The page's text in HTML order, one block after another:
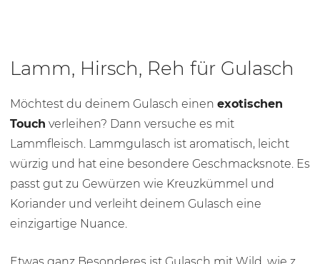
Lamm, Hirsch, Reh für Gulasch
Möchtest du deinem Gulasch einen exotischen
Touch verleihen? Dann versuche es mit
Lammfleisch. Lammgulasch ist aromatisch, leicht
würzig und hat eine besondere Geschmacksnote. Es
passt gut zu Gewürzen wie Kreuzkümmel und
Koriander und verleiht deinem Gulasch eine
einzigartige Nuance.
Etwas ganz Besonderes ist Gulasch mit Wild, wie z.